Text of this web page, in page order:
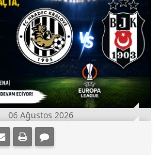
06 Ağustos 2026